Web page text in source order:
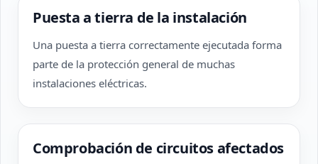
Puesta a tierra de la instalación
Una puesta a tierra correctamente ejecutada forma
parte de la protección general de muchas
instalaciones eléctricas.
Comprobación de circuitos afectados